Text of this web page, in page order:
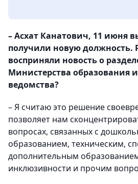
– Асхат Канатович, 11 июня
получили новую должность.
восприняли новость о
Министерства образования
ведомства?
– Я считаю это решение
позволяет нам
вопросах, связанных с
образованием, техническим,
дополнительным
инклюзивности и прочим